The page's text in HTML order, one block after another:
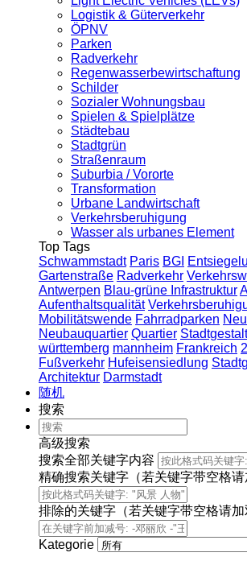
Logistik & Güterverkehr
ÖPNV
Parken
Radverkehr
Regenwasserbewirtschaftung
Schilder
Sozialer Wohnungsbau
Spielen & Spielplätze
Städtebau
Stadtgrün
Straßenraum
Suburbia / Vororte
Transformation
Urbane Landwirtschaft
Verkehrsberuhigung
Wasser als urbanes Element
Top Tags
Schwammstadt Paris BGI
Gartenstraße Radverkehr
Antwerpen Blau-grüne Infrastruktur
Aufenthaltsqualität
Mobilitätswende Fahrradparken
Neubauquartier Quartier
württemberg mannheim Frankreich
Fußverkehr Hufeisensiedlung
Architektur Darmstadt
随机
搜索
高级搜索
搜索全部关键字内容
精确搜索关键字（若关键字带空格请
排除的关键字（若关键字带空格请加
Kategorie